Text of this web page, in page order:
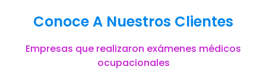
Conoce A Nuestros Clientes
Empresas que realizaron exámenes médicos
ocupacionales